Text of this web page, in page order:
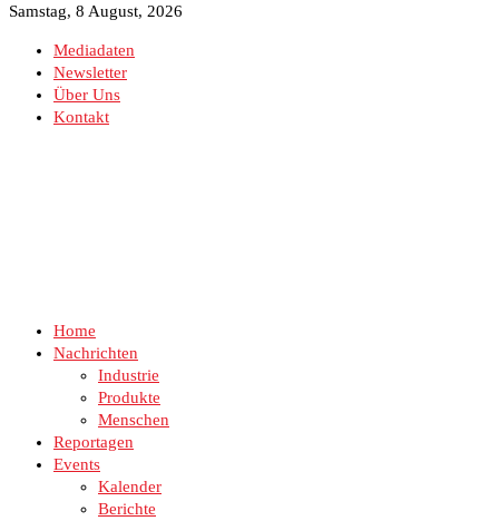
Samstag, 8 August, 2026
Mediadaten
Newsletter
Über Uns
Kontakt
Home
Nachrichten
Industrie
Produkte
Menschen
Reportagen
Events
Kalender
Berichte